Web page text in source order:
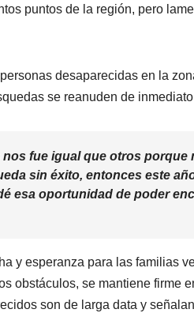
puntos de la región, pero
desaparecidas en la
se reanuden de
fue igual que otros
sin éxito, entonces este
esa oportunidad de poder
y esperanza para las familias
obstáculos, se mantiene firme
son de larga data y